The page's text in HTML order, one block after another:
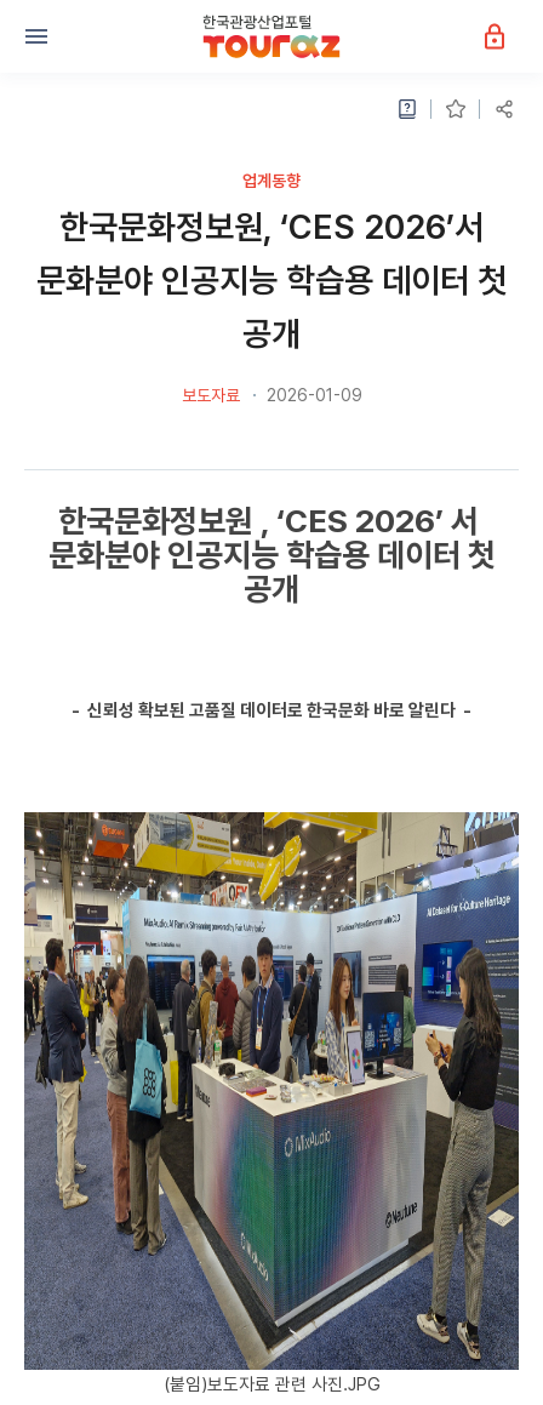
업계동향
한국문화정보원, ‘CES 2026’서
문화분야 인공지능 학습용 데이터 첫
공개
보도자료 2026-01-09
한국문화정보원 , ‘CES 2026’ 서
문화분야 인공지능 학습용 데이터 첫
공개
- 신뢰성 확보된 고품질 데이터로 한국문화 바로 알린다 -
(붙임)보도자료 관련 사진.JPG